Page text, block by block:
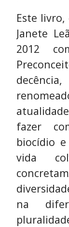
Este
Janete
2012
fazer
biocídio
vida
na